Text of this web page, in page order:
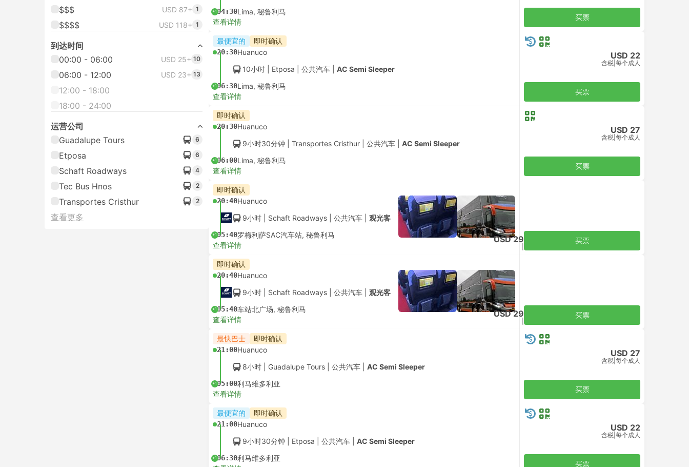
$$$ USD 87+ 1
$$$$ USD 118+ 1
到达时间
00:00 - 06:00
USD 25+ 10
06:00 - 12:00 USD 23+ 13
12:00 - 18:00
18:00 - 24:00
运营公司
Guadalupe Tours
6
Etposa 6
Schaft Roadways 4
Tec Bus Hnos 2
Transportes Cristhur 2
查看更多
+104:30Lima, 秘鲁利马
查看详情
买票
最便宜的 即时确认
20:30Huanuco
10小时 | Etposa 公共汽车 AC Semi Sleeper
+106:30Lima, 秘鲁利马
查看详情
USD 22
含税 每个成人
买票
即时确认
20:30Huanuco
9小时30分钟 | Transportes Cristhur 公共汽车 AC Semi Sleeper
+106:00Lima, 秘鲁利马
查看详情
USD 27
含税 每个成人
买票
即时确认
20:40Huanuco
9小时 | Schaft Roadways 公共汽车 观光客
+105:40罗梅利萨SAC汽车站, 秘鲁利马
查看详情
USD 29 买票
即时确认
20:40Huanuco
9小时 | Schaft Roadways 公共汽车 观光客
+105:40车站北广场, 秘鲁利马
查看详情
USD 29 买票
最快巴士 即时确认
21:00Huanuco
8小时 | Guadalupe Tours 公共汽车 AC Semi Sleeper
+105:00利马维多利亚
查看详情
USD 27
含税 每个成人
买票
最便宜的 即时确认
21:00Huanuco
9小时30分钟 | Etposa 公共汽车 AC Semi Sleeper
+106:30利马维多利亚
USD 22
含税 每个成人
买票